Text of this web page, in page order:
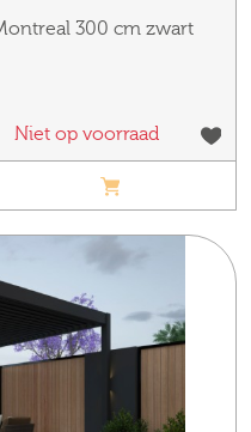
300 cm zwart
Niet op voorraad